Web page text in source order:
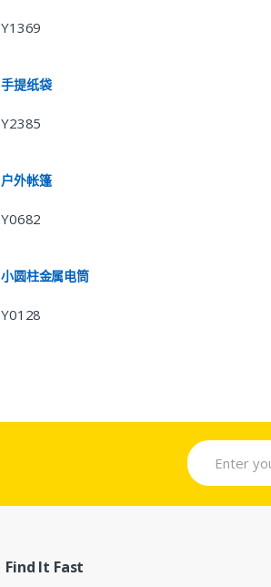
Y1369
手提纸袋
Y2385
户外帐篷
Y0682
小圆柱金属电筒
Y0128
Find It Fast